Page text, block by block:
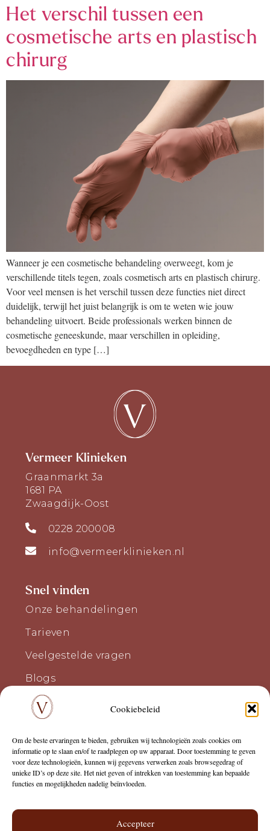
Cookiebeleid
Om de beste ervaringen te bieden, gebruiken wij technologieën zoals cookies om
informatie op te slaan en/of te raadplegen op uw apparaat. Door toestemming te geven
voor deze technologieën, kunnen wij gegevens verwerken zoals browsegedrag of
unieke ID’s op deze site. Het niet geven of intrekken van toestemming kan bepaalde
functies en mogelijkheden nadelig beïnvloeden.
Accepteer
Het verschil tussen een
cosmetische arts en plastisch
chirurg
Wanneer je een cosmetische behandeling overweegt, kom je
verschillende titels tegen, zoals cosmetisch arts en plastisch chirurg.
Voor veel mensen is het verschil tussen deze functies niet direct
duidelijk, terwijl het juist belangrijk is om te weten wie jouw
behandeling uitvoert. Beide professionals werken binnen de
cosmetische geneeskunde, maar verschillen in opleiding,
bevoegdheden en type […]
Vermeer Klinieken
Graanmarkt 3a
1681 PA
Zwaagdijk-Oost
0228 200008
info@vermeerklinieken.nl
Snel vinden
Onze behandelingen
Tarieven
Veelgestelde vragen
Blogs
Onderdeel van